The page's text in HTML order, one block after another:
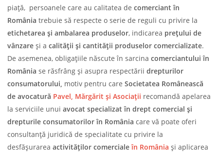
piață, persoanele care au calitatea de comerciant în
România trebuie să respecte o serie de reguli cu privire la
etichetarea și ambalarea produselor, indicarea prețului de
vânzare și a calității și cantității produselor comercializate.
De asemenea, obligațiile născute în sarcina comerciantului în
România se răsfrâng și asupra respectării drepturilor
consumatorului, motiv pentru care Societatea Românească
de avocatură Pavel, Mărgărit și Asociații recomandă apelarea
la serviciile unui avocat specializat în drept comercial și
drepturile consumatorilor în România care vă poate oferi
consultanță juridică de specialitate cu privire la
desfășurarea activităților comercialeîn România și aplicarea